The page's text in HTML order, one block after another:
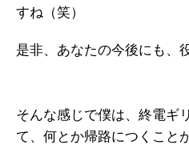
すね（笑）
是非、あなたの今後にも、
そんな感じで僕は、終電ギ
て、何とか帰路につくこと